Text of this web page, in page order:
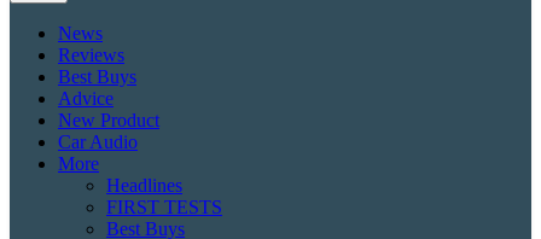
News
Reviews
Best Buys
Advice
New Product
Car Audio
More
Headlines
FIRST TESTS
Best Buys